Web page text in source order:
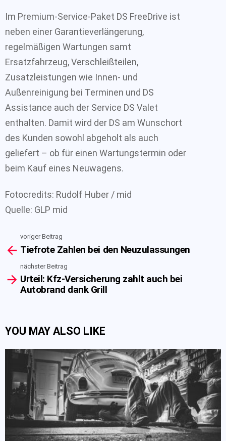
Im Premium-Service-Paket DS FreeDrive ist
neben einer Garantieverlängerung,
regelmäßigen Wartungen samt
Ersatzfahrzeug, Verschleißteilen,
Zusatzleistungen wie Innen- und
Außenreinigung bei Terminen und DS
Assistance auch der Service DS Valet
enthalten. Damit wird der DS am Wunschort
des Kunden sowohl abgeholt als auch
geliefert – ob für einen Wartungstermin oder
beim Kauf eines Neuwagens.
Fotocredits: Rudolf Huber / mid
Quelle: GLP mid
more
voriger Beitrag
Tiefrote Zahlen bei den Neuzulassungen
nächster Beitrag
Urteil: Kfz-Versicherung zahlt auch bei
Autobrand dank Grill
YOU MAY ALSO LIKE